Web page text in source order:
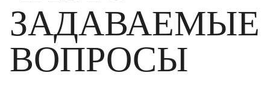
ЗАДАВАЕМЫЕ
ВОПРОСЫ